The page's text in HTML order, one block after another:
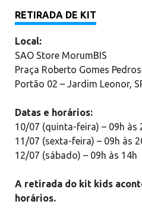
RETIRADA DE KIT
Local:
SAO Store MorumBIS
Praça Roberto Gomes
Portão 02 – Jardim Leonor,
Datas e horários:
10/07 (quinta-feira) – 09h às
11/07 (sexta-feira) – 09h às
12/07 (sábado) – 09h às 14h
A retirada do kit kids
horários.